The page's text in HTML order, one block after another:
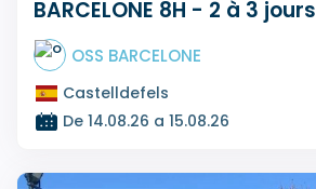
BARCELONE 8H - 2 à 3 jours
OSS BARCELONE
Castelldefels
De 14.08.26 a 15.08.26